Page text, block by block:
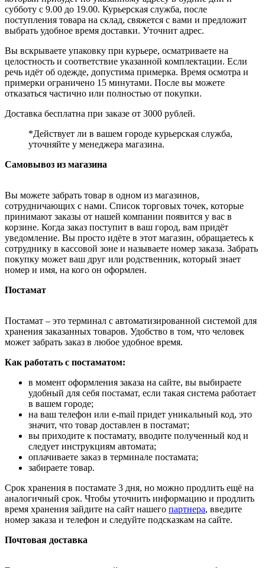
субботу с 9.00 до 19.00. Курьерская служба, после
поступления товара на склад, свяжется с вами и предложит
выбрать удобное время доставки. Уточнит адрес.
Вы вскрываете упаковку при курьере, осматриваете на
целостность и соответствие указанной комплектации. Если
речь идёт об одежде, допустима примерка. Время осмотра и
примерки ограничено 15 минутами. После вы можете
отказаться частично или полностью от покупки.
Доставка бесплатна при заказе от 3000 рублей.
*Действует ли в вашем городе курьерская служба,
уточняйте у менеджера магазина.
Самовывоз из магазина
Вы можете забрать товар в одном из магазинов,
сотрудничающих с нами. Список торговых точек, которые
принимают заказы от нашей компании появится у вас в
корзине. Когда заказ поступит в ваш город, вам придёт
уведомление. Вы просто идёте в этот магазин, обращаетесь к
сотруднику в кассовой зоне и называете номер заказа. Забрать
покупку может ваш друг или родственник, который знает
номер и имя, на кого он оформлен.
Постамат
Постамат – это терминал с автоматизированной системой для
хранения заказанных товаров. Удобство в том, что человек
может забрать заказ в любое удобное время.
Как работать с постаматом:
в момент оформления заказа на сайте, вы выбираете
удобный для себя постамат, если такая система работает
в вашем городе;
на ваш телефон или e-mail придет уникальный код, это
значит, что товар доставлен в постамат;
вы приходите к постамату, вводите полученный код и
следует инструкциям автомата;
оплачиваете заказ в терминале постамата;
забираете товар.
Срок хранения в постамате 3 дня, но можно продлить ещё на
аналогичный срок. Чтобы уточнить информацию и продлить
время хранения зайдите на сайт нашего партнера, введите
номер заказа и телефон и следуйте подсказкам на сайте.
Почтовая доставка